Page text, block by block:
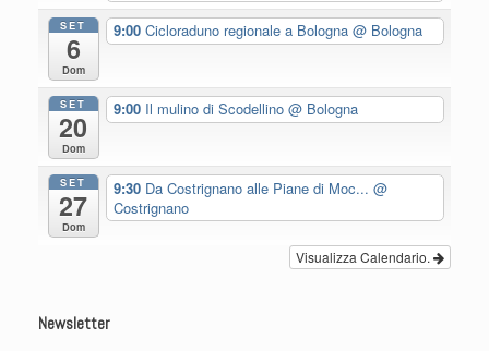
SET
6
Dom
9:00 Cicloraduno regionale a Bologna @ Bologna
SET
20
Dom
9:00 Il mulino di Scodellino @ Bologna
SET
27
Dom
9:30 Da Costrignano alle Piane di Moc... @
Costrignano
Visualizza Calendario.
Newsletter